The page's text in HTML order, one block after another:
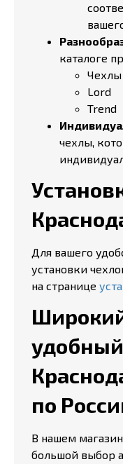
каталоге
Чехлы
Lord
Trend
чехлы,
Для вашего
установки
на странице
удобный
по
В нашем
большой выбор